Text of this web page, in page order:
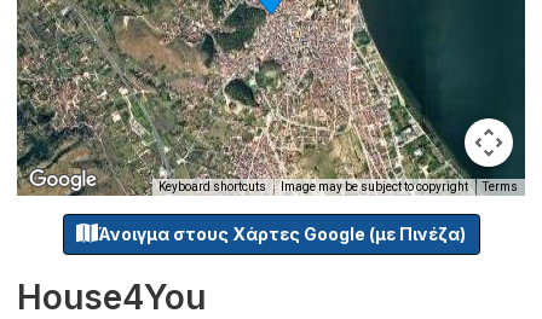
Keyboard shortcuts Image may be subject to copyright Terms
Άνοιγμα στους Χάρτες Google (με Πινέζα)
House4You